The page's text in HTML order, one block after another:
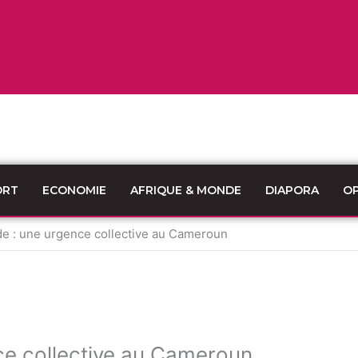
ECONOMIE AFRIQUE & MONDE DIAPORA
: une urgence collective au Cameroun